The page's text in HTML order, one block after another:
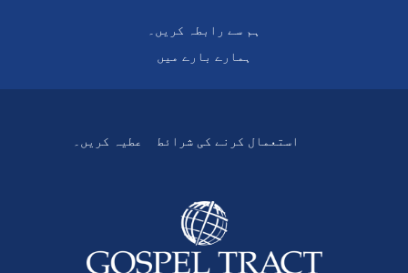
ہم سے رابطہ کریں۔
ہمارے بارے میں
عطیہ کریں۔ استعمال کرنے کی شرائط